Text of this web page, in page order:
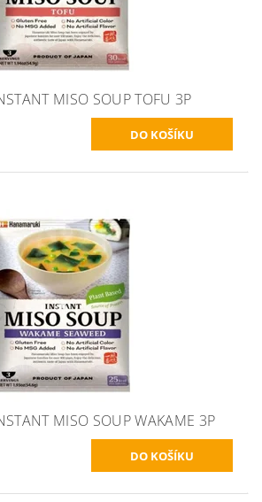
MISO SOUP TOFU 3P
MISO SOUP WAKAME 3P